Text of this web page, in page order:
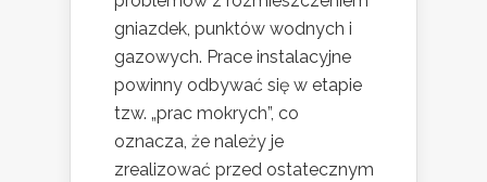
gniazdek, punktów wodnych i
gazowych. Prace instalacyjne
powinny odbywać się w etapie
tzw. „prac mokrych”, co
oznacza, że należy je
zrealizować przed ostatecznym